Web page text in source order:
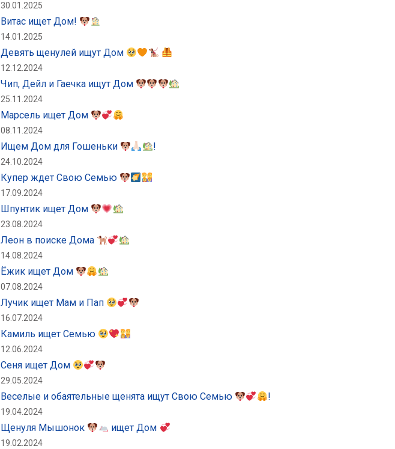
30.01.2025
Витас ищет Дом!
14.01.2025
Девять щенулей ищут Дом
12.12.2024
Чип, Дейл и Гаечка ищут Дом
25.11.2024
Марсель ищет Дом
08.11.2024
Ищем Дом для Гошеньки !
24.10.2024
Купер ждет Свою Семью
17.09.2024
Шпунтик ищет Дом
23.08.2024
Леон в поиске Дома
14.08.2024
Ёжик ищет Дом
07.08.2024
Лучик ищет Мам и Пап
16.07.2024
Камиль ищет Семью
12.06.2024
Сеня ищет Дом
29.05.2024
Веселые и обаятельные щенята ищут Свою Семью !
19.04.2024
Щенуля Мышонок ищет Дом
19.02.2024